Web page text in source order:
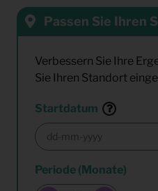
Passen Sie Ihren
Verbessern Sie Ihre
Sie Ihren Standort
Startdatum
Periode (Monate)